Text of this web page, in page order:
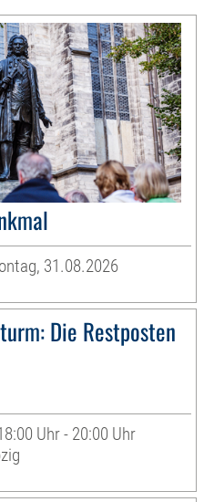
31.08.2026
Die Restposten
Uhr - 20:00 Uhr